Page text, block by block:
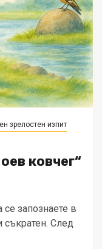
зрелостен изпит
ковчег“
запознаете в
съкратен. След